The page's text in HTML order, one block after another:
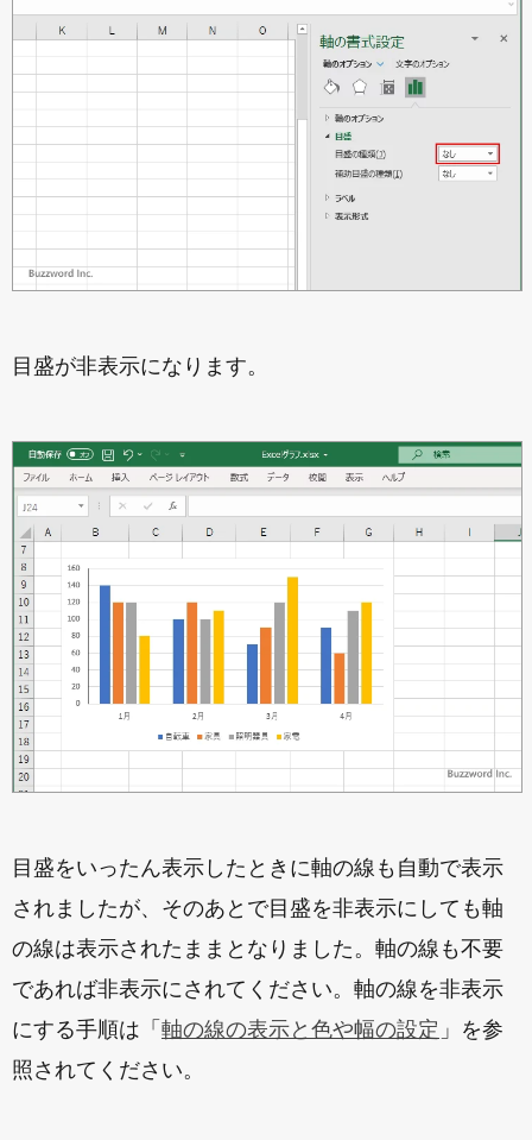
目盛が非表示になります。
目盛をいったん表示したときに軸の線も自動で表示
されましたが、そのあとで目盛を非表示にしても軸
の線は表示されたままとなりました。軸の線も不要
であれば非表示にされてください。軸の線を非表示
にする手順は「 軸の線の表示と色や幅の設定 」を参
照されてください。